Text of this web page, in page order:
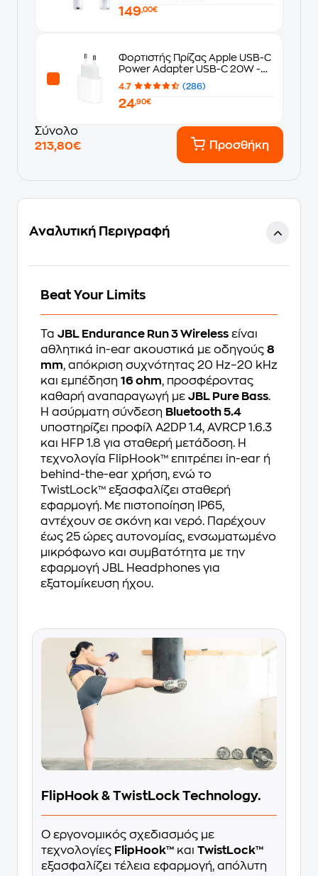
149,00€
Φορτιστής Πρίζας Apple USB-C
Power Adapter USB-C 20W -
White
4.7 (286)
24,90€
Σύνολο
213,80€
Προσθήκη
Αναλυτική Περιγραφή
Beat Your Limits
Τα JBL Endurance Run 3 Wireless είναι
αθλητικά in-ear ακουστικά με οδηγούς 8
mm, απόκριση συχνότητας 20 Hz–20 kHz
και εμπέδηση 16 ohm, προσφέροντας
καθαρή αναπαραγωγή με JBL Pure Bass.
Η ασύρματη σύνδεση Bluetooth 5.4
υποστηρίζει προφίλ A2DP 1.4, AVRCP 1.6.3
και HFP 1.8 για σταθερή μετάδοση. Η
τεχνολογία FlipHook™ επιτρέπει in-ear ή
behind-the-ear χρήση, ενώ το
TwistLock™ εξασφαλίζει σταθερή
εφαρμογή. Με πιστοποίηση IP65,
αντέχουν σε σκόνη και νερό. Παρέχουν
έως 25 ώρες αυτονομίας, ενσωματωμένο
μικρόφωνο και συμβατότητα με την
εφαρμογή JBL Headphones για
εξατομίκευση ήχου.
FlipHook & TwistLock Technology.
Ο εργονομικός σχεδιασμός με
τεχνολογίες FlipHook™ και TwistLock™
εξασφαλίζει τέλεια εφαρμογή, απόλυτη